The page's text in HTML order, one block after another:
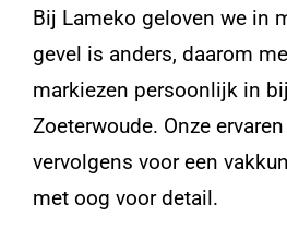
Bij Lameko geloven we in
gevel is anders, daarom
markiezen persoonlijk in
Zoeterwoude. Onze
vervolgens voor een
met oog voor detail.